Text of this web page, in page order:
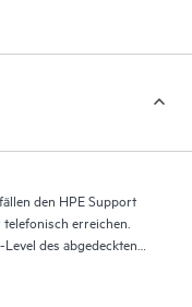
Tech Care Service
Blick, welche
können Kunden
HPE Tech Care
den HPE Support
erreichen.
des abgedeckten